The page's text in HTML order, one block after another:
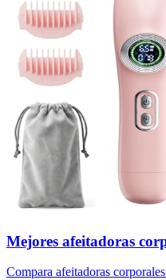
Mejores afeitadoras
Compara afeitadoras